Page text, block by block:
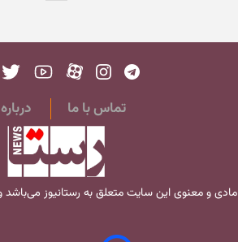
تماس با ما
و معنوی این سایت متعلق به رستانیوز می‌باشد